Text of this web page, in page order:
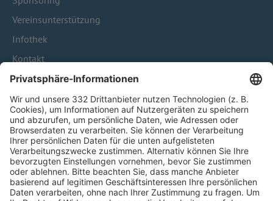
Vereinsunterstützung
Infothek
Kontakt
HÄUFIG BESUCHTE SEITEN
Pässe und Vereinswechsel
Trainerausbildung
Schulungsangebot Vereinsmitarbeiter
BFV-Geschäftsstellen
Trainerbörse